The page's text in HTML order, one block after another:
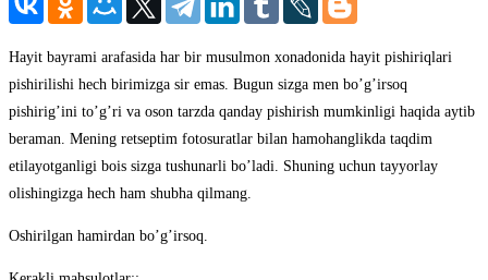
Hayit bayrami arafasida har bir musulmon xonadonida hayit pishiriqlari
pishirilishi hech birimizga sir emas. Bugun sizga men boʼgʼirsoq
pishirigʼini toʼgʼri va oson tarzda qanday pishirish mumkinligi haqida aytib
beraman. Mening retseptim fotosuratlar bilan hamohanglikda taqdim
etilayotganligi bois sizga tushunarli boʼladi. Shuning uchun tayyorlay
olishingizga hech ham shubha qilmang.
Oshirilgan hamirdan boʼgʼirsoq.